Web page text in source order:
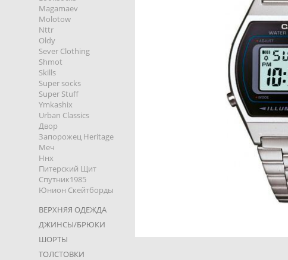
Magamaev
Molotow
Nttr
Oldy
Sever Clothing
Shmot
Skills
Super socks
Super Stuff
Ymkashix
Urban Classics
Двор
Запорожец Heritage
Меч
Ннх
Питерский Щит
Спутник1985
Юнион Скейтборды
ВЕРХНЯЯ ОДЕЖДА
ДЖИНСЫ/БРЮКИ
ШОРТЫ
ТОЛСТОВКИ